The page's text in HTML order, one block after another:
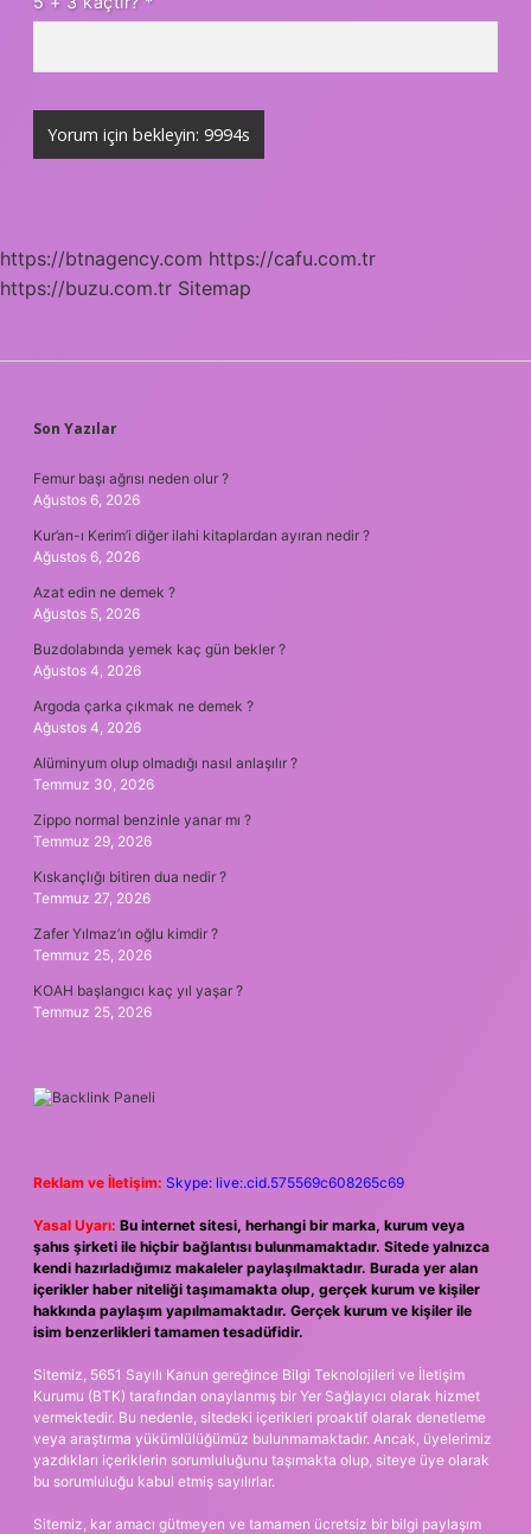
https://btnagency.com https://cafu.com.tr
https://buzu.com.tr Sitemap
SIDEBAR
Son Yazılar
Femur başı ağrısı neden olur ?
Ağustos 6, 2026
Kur’an-ı Kerim’i diğer ilahi kitaplardan ayıran nedir ?
Ağustos 6, 2026
Azat edin ne demek ?
Ağustos 5, 2026
Buzdolabında yemek kaç gün bekler ?
Ağustos 4, 2026
Argoda çarka çıkmak ne demek ?
Ağustos 4, 2026
Alüminyum olup olmadığı nasıl anlaşılır ?
Temmuz 30, 2026
Zippo normal benzinle yanar mı ?
Temmuz 29, 2026
Kıskançlığı bitiren dua nedir ?
Temmuz 27, 2026
Zafer Yılmaz’ın oğlu kimdir ?
Temmuz 25, 2026
KOAH başlangıcı kaç yıl yaşar ?
Temmuz 25, 2026
Reklam ve İletişim: Skype: live:.cid.575569c608265c69
Yasal Uyarı: Bu internet sitesi, herhangi bir marka, kurum veya
şahıs şirketi ile hiçbir bağlantısı bulunmamaktadır. Sitede yalnızca
kendi hazırladığımız makaleler paylaşılmaktadır. Burada yer alan
içerikler haber niteliği taşımamakta olup, gerçek kurum ve kişiler
hakkında paylaşım yapılmamaktadır. Gerçek kurum ve kişiler ile
isim benzerlikleri tamamen tesadüfidir.
Sitemiz, 5651 Sayılı Kanun gereğince Bilgi Teknolojileri ve İletişim
Kurumu (BTK) tarafından onaylanmış bir Yer Sağlayıcı olarak hizmet
vermektedir. Bu nedenle, sitedeki içerikleri proaktif olarak denetleme
veya araştırma yükümlülüğümüz bulunmamaktadır. Ancak, üyelerimiz
yazdıkları içeriklerin sorumluluğunu taşımakta olup, siteye üye olarak
bu sorumluluğu kabul etmiş sayılırlar.
Sitemiz, kar amacı gütmeyen ve tamamen ücretsiz bir bilgi paylaşım